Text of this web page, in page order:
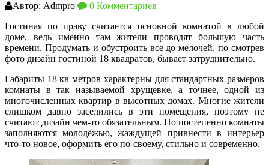
Автор: Admpro
0 Комментариев
Гостиная по праву считается основной комнатой в любой
доме, ведь именно там жители проводят большую часть
времени. Продумать и обустроить все до мелочей, по смотрев
фото дизайн гостиной 18 квадратов, бывает затруднительно.
Габариты 18 кв метров характерны для стандартных размеров
комнаты в так называемой хрущевке, а точнее, одной из
многочисленных квартир в высотных домах. Многие жители
слишком давно заселились в эти помещения, поэтому не
считают дизайн чем-то обязательным. Но постепенно комнаты
заполняются молодёжью, жаждущей привнести в интерьер
что-то новое, оформить его по-своему, стильно и современно.